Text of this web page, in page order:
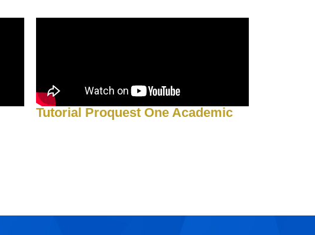
Tutorial Proquest One Academic